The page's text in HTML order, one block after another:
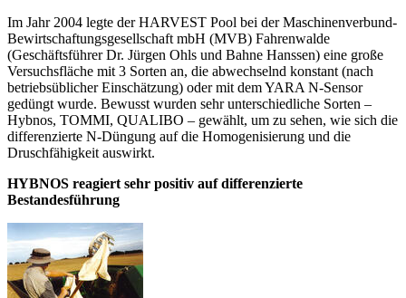
Im Jahr 2004 legte der HARVEST Pool bei der Maschinenverbund-
Bewirtschaftungsgesellschaft mbH (MVB) Fahrenwalde
(Geschäftsführer Dr. Jürgen Ohls und Bahne Hanssen) eine große
Versuchsfläche mit 3 Sorten an, die abwechselnd konstant (nach
betriebsüblicher Einschätzung) oder mit dem YARA N-Sensor
gedüngt wurde. Bewusst wurden sehr unterschiedliche Sorten –
Hybnos, TOMMI, QUALIBO – gewählt, um zu sehen, wie sich die
differenzierte N-Düngung auf die Homogenisierung und die
Druschfähigkeit auswirkt.
HYBNOS reagiert sehr positiv auf differenzierte
Bestandesführung